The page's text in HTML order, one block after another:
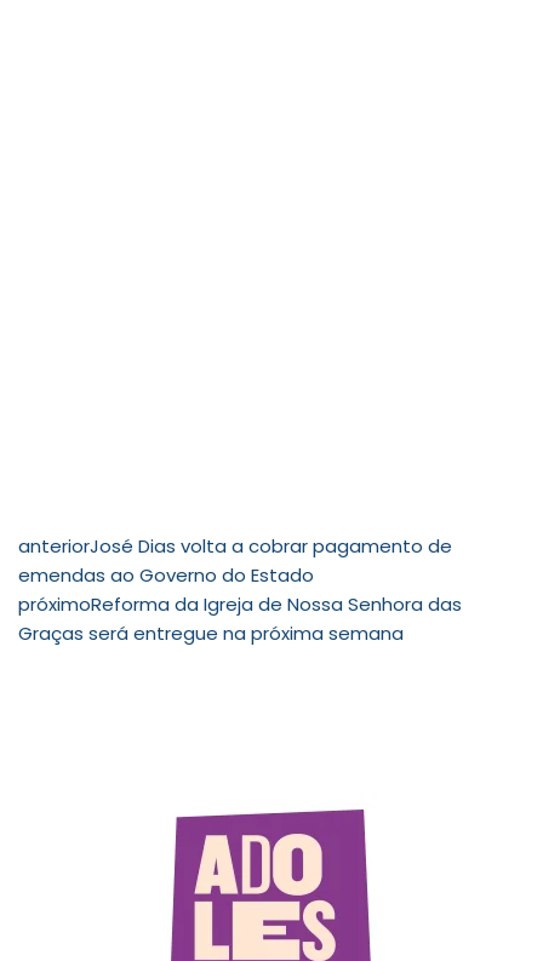
anteriorJosé Dias volta a cobrar pagamento de
emendas ao Governo do Estado
próximoReforma da Igreja de Nossa Senhora das
Graças será entregue na próxima semana